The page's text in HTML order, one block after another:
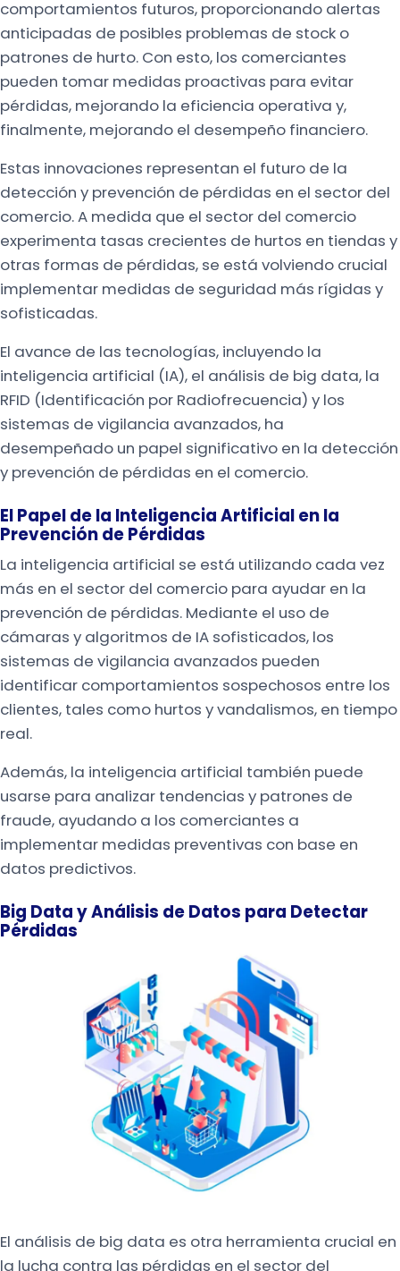
comportamientos futuros, proporcionando alertas
anticipadas de posibles problemas de stock o
patrones de hurto. Con esto, los comerciantes
pueden tomar medidas proactivas para evitar
pérdidas, mejorando la eficiencia operativa y,
finalmente, mejorando el desempeño financiero.
Estas innovaciones representan el futuro de la
detección y prevención de pérdidas en el sector del
comercio. A medida que el sector del comercio
experimenta tasas crecientes de hurtos en tiendas y
otras formas de pérdidas, se está volviendo crucial
implementar medidas de seguridad más rígidas y
sofisticadas.
El avance de las tecnologías, incluyendo la
inteligencia artificial (IA), el análisis de big data, la
RFID (Identificación por Radiofrecuencia) y los
sistemas de vigilancia avanzados, ha
desempeñado un papel significativo en la detección
y prevención de pérdidas en el comercio.
El Papel de la Inteligencia Artificial en la
Prevención de Pérdidas
La inteligencia artificial se está utilizando cada vez
más en el sector del comercio para ayudar en la
prevención de pérdidas. Mediante el uso de
cámaras y algoritmos de IA sofisticados, los
sistemas de vigilancia avanzados pueden
identificar comportamientos sospechosos entre los
clientes, tales como hurtos y vandalismos, en tiempo
real.
Además, la inteligencia artificial también puede
usarse para analizar tendencias y patrones de
fraude, ayudando a los comerciantes a
implementar medidas preventivas con base en
datos predictivos.
Big Data y Análisis de Datos para Detectar
Pérdidas
El análisis de big data es otra herramienta crucial en
la lucha contra las pérdidas en el sector del